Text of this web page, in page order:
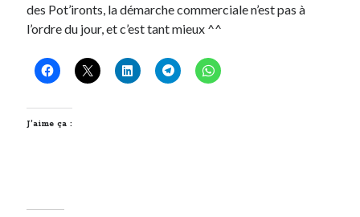
des Pot’ironts, la démarche commerciale n’est pas à
l’ordre du jour, et c’est tant mieux ^^
J’aime ça :